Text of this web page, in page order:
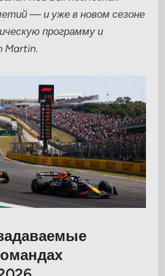
— и уже в новом сезоне
программу и
Martin.